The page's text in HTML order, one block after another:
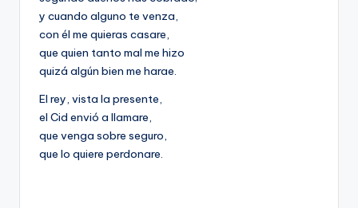
y cuando alguno te venza,
con él me quieras casare,
que quien tanto mal me hizo
quizá algún bien me harae.
El rey, vista la presente,
el Cid envió a llamare,
que venga sobre seguro,
que lo quiere perdonare.